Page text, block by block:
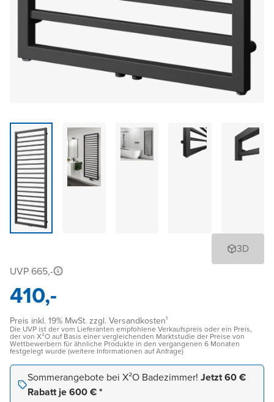
3D
UVP 665,-
410,-
Preis inkl. 19% MwSt. zzgl. Versandkosten¹
Die UVP ist der vom Lieferanten empfohlene Verkaufspreis oder ein Preis,
der von X²O auf Basis einer vergleichenden Marktstudie der Preise von
Wettbewerbern für ähnliche Produkte in den vergangenen 6 Monaten
festgelegt wurde (weitere Informationen auf Anfrage)
Sommerangebote bei X²O Badezimmer! Jetzt 60 €
Rabatt je 600 € *